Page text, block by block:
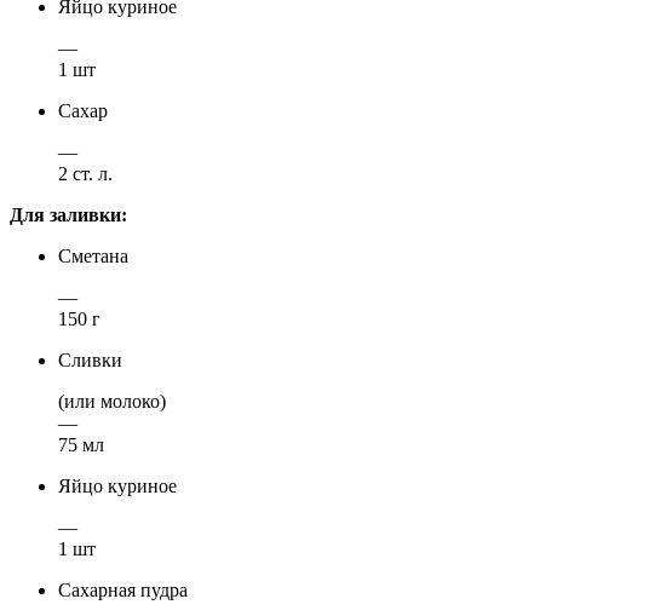
Яйцо куриное
—
1 шт
Сахар
—
2 ст. л.
Для заливки:
Сметана
—
150 г
Сливки
(или молоко)
—
75 мл
Яйцо куриное
—
1 шт
Сахарная пудра